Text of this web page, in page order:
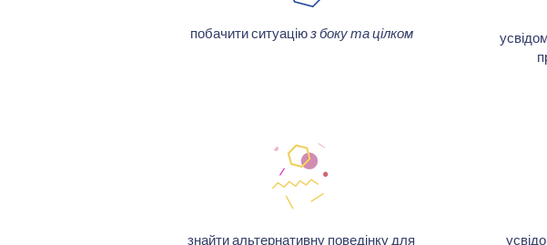
побачити ситуаціюз боку та цілком
знайти альтернативну поведінку для